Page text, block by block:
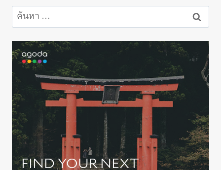
ง่ายๆ
YOUTRIP
ค้นหา
สำหรับ: